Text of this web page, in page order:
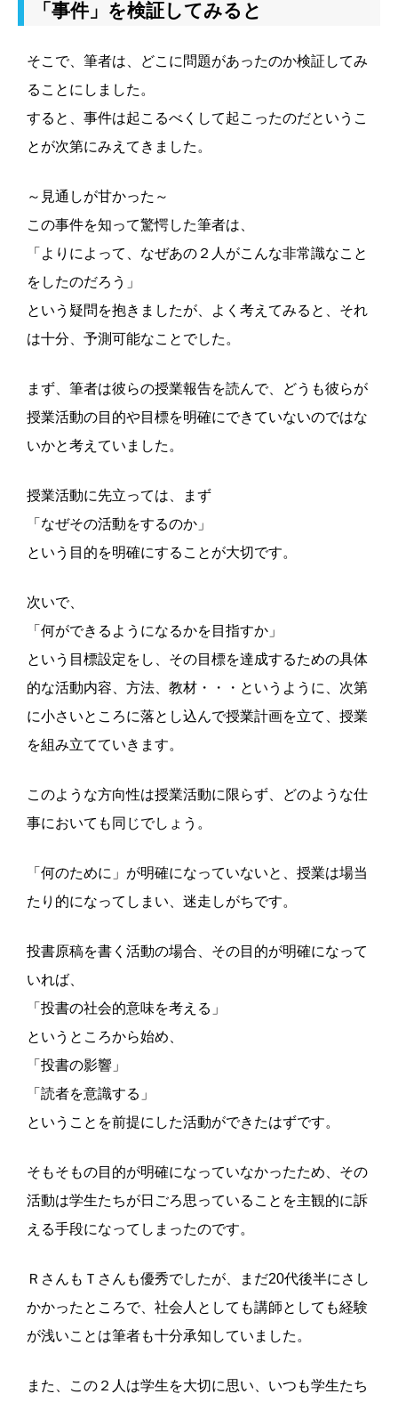
「事件」を検証してみると
そこで、筆者は、どこに問題があったのか検証してみ
ることにしました。
すると、事件は起こるべくして起こったのだというこ
とが次第にみえてきました。
～見通しが甘かった～
この事件を知って驚愕した筆者は、
「よりによって、なぜあの２人がこんな非常識なこと
をしたのだろう」
という疑問を抱きましたが、よく考えてみると、それ
は十分、予測可能なことでした。
まず、筆者は彼らの授業報告を読んで、どうも彼らが
授業活動の目的や目標を明確にできていないのではな
いかと考えていました。
授業活動に先立っては、まず
「なぜその活動をするのか」
という目的を明確にすることが大切です。
次いで、
「何ができるようになるかを目指すか」
という目標設定をし、その目標を達成するための具体
的な活動内容、方法、教材・・・というように、次第
に小さいところに落とし込んで授業計画を立て、授業
を組み立てていきます。
このような方向性は授業活動に限らず、どのような仕
事においても同じでしょう。
「何のために」が明確になっていないと、授業は場当
たり的になってしまい、迷走しがちです。
投書原稿を書く活動の場合、その目的が明確になって
いれば、
「投書の社会的意味を考える」
というところから始め、
「投書の影響」
「読者を意識する」
ということを前提にした活動ができたはずです。
そもそもの目的が明確になっていなかったため、その
活動は学生たちが日ごろ思っていることを主観的に訴
える手段になってしまったのです。
ＲさんもＴさんも優秀でしたが、まだ20代後半にさし
かかったところで、社会人としても講師としても経験
が浅いことは筆者も十分承知していました。
また、この２人は学生を大切に思い、いつも学生たち